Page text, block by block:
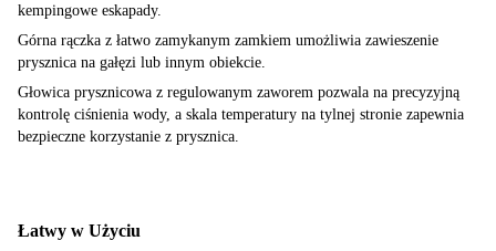
kempingowe eskapady.
Górna rączka z łatwo zamykanym zamkiem umożliwia zawieszenie
prysznica na gałęzi lub innym obiekcie.
Głowica prysznicowa z regulowanym zaworem pozwala na precyzyjną
kontrolę ciśnienia wody, a skala temperatury na tylnej stronie zapewnia
bezpieczne korzystanie z prysznica.
Łatwy w Użyciu